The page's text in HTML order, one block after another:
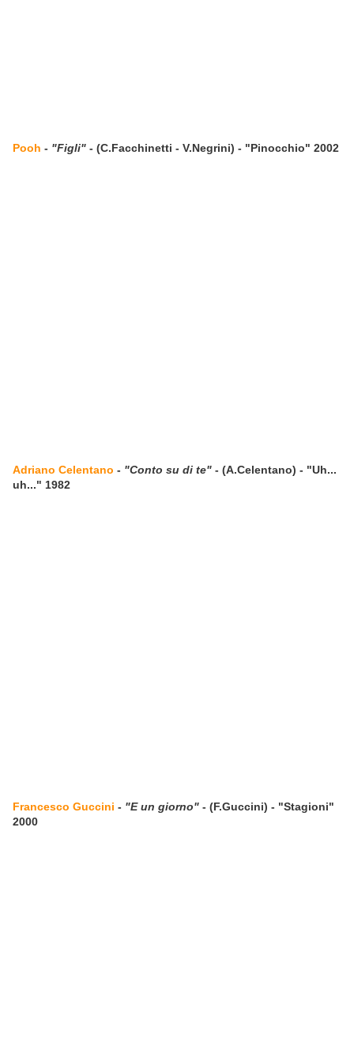
Pooh - "Figli" - (C.Facchinetti - V.Negrini) - "Pinocchio" 2002
Adriano Celentano - "Conto su di te" - (A.Celentano) - "Uh...
uh..." 1982
Francesco Guccini - "E un giorno" - (F.Guccini) - "Stagioni"
2000